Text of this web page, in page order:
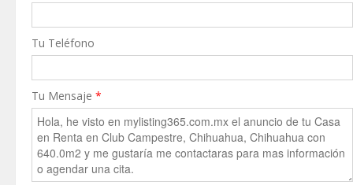
Tu Teléfono
Tu Mensaje *